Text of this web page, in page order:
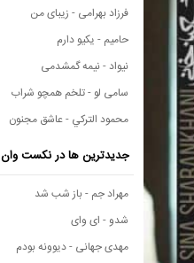
فرزاد بهرامی - زیبای من
حامیم - یکیو دارم
نیواد - نیمه گمشدمی
سامی لو - تلخم همچو شراب
محمود التركي - عاشق مجنون
جدیدترین ها در نکست وان
مهراد جم - باز شب شد
شدو - ای وای
مهدی جهانی - دیوونه بودم